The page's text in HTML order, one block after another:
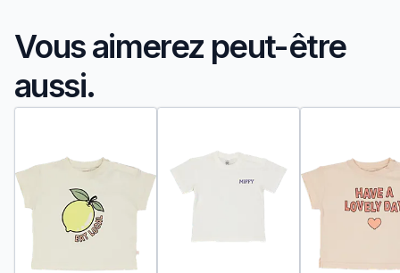
Vous aimerez peut-être
aussi.